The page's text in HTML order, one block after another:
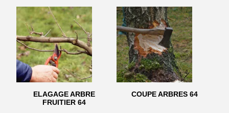
ELAGAGE ARBRE
FRUITIER 64
COUPE ARBRES 64